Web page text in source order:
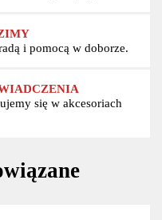
i pomocą w doborze.
się w akcesoriach